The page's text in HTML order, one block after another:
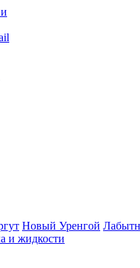
Новый Уренгой
и жидкости